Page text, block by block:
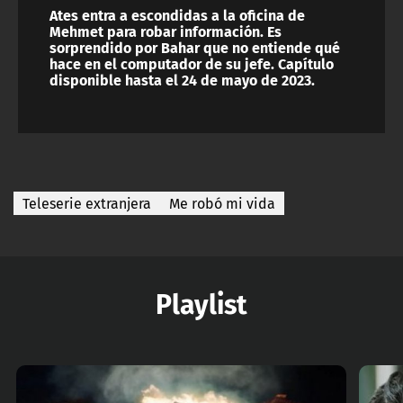
Ates entra a escondidas a la oficina de
Mehmet para robar información. Es
sorprendido por Bahar que no entiende qué
hace en el computador de su jefe. Capítulo
disponible hasta el 24 de mayo de 2023.
Teleserie extranjera Me robó mi vida
Playlist